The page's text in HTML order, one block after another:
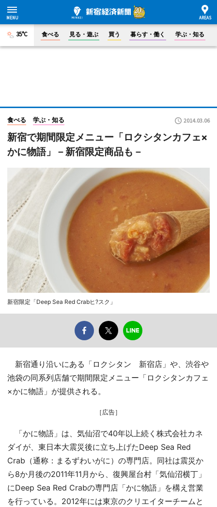
35°C 食べる 見る・遊ぶ 買う 暮らす・働く 学ぶ・知る
食べる 学ぶ・知る 2014.03.06
新宿で期間限定メニュー「ロクシタンカフェ×
かに物語」－新宿限定商品も－
新宿限定「Deep Sea Red Crabヒ?スク」
新宿通り沿いにある「ロクシタン 新宿店」や、渋谷や
池袋の同系列店舗で期間限定メニュー「ロクシタンカフェ
×かに物語」が提供される。
［広告］
「かに物語」は、気仙沼で40年以上続く株式会社カネ
ダイが、東日本大震災後に立ち上げたDeep Sea Red
Crab（通称：まるずわいがに）の専門店。同社は震災か
ら8か月後の2011年11月から、復興屋台村「気仙沼横丁」
にDeep Sea Red Crabの専門店「かに物語」を構え営業
を行っている。2012年には東京のクリエイターチームと